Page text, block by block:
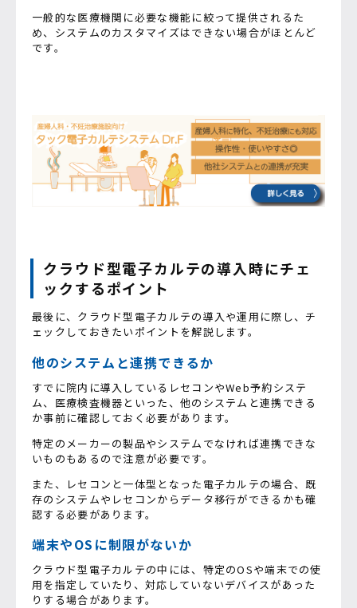
一般的な医療機関に必要な機能に絞って提供されるた
め、システムのカスタマイズはできない場合がほとんど
です。
クラウド型電子カルテの導入時にチェ
ックするポイント
最後に、クラウド型電子カルテの導入や運用に際し、チ
ェックしておきたいポイントを解説します。
他のシステムと連携できるか
すでに院内に導入しているレセコンやWeb予約システ
ム、医療検査機器といった、他のシステムと連携できる
か事前に確認しておく必要があります。
特定のメーカーの製品やシステムでなければ連携できな
いものもあるので注意が必要です。
また、レセコンと一体型となった電子カルテの場合、既
存のシステムやレセコンからデータ移行ができるかも確
認する必要があります。
端末やOSに制限がないか
クラウド型電子カルテの中には、特定のOSや端末での使
用を指定していたり、対応していないデバイスがあった
りする場合があります。